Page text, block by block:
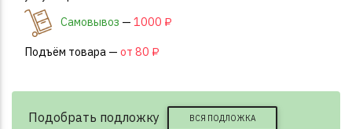
Самовывоз — 1000 ₽
Подъём товара — от 80 ₽
Подобрать подложку ВСЯ ПОДЛОЖКА